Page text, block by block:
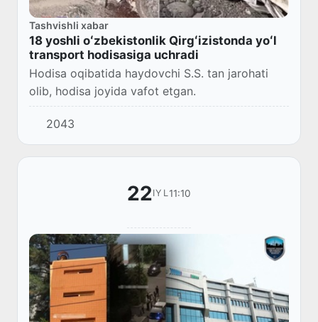
Tashvishli xabar
18 yoshli oʻzbekistonlik Qirgʻizistonda yoʻl
transport hodisasiga uchradi
Hodisa oqibatida haydovchi S.S. tan jarohati
olib, hodisa joyida vafot etgan.
2043
22IYL11:10